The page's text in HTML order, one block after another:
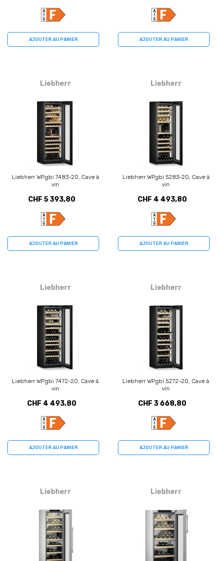
AJOUTER AU PANIER AJOUTER AU PANIER
Liebherr
Liebherr WPgbi 7483-20, Cave à
vin
CHF 5 393,80
AJOUTER AU PANIER
Liebherr
Liebherr WPgbi 5283-20, Cave à
vin
CHF 4 493,80
AJOUTER AU PANIER
Liebherr
Liebherr WPgbi 7472-20, Cave à
vin
CHF 4 493,80
AJOUTER AU PANIER
Liebherr
Liebherr WPgbi 5272-20, Cave à
vin
CHF 3 668,80
AJOUTER AU PANIER
Liebherr Liebherr